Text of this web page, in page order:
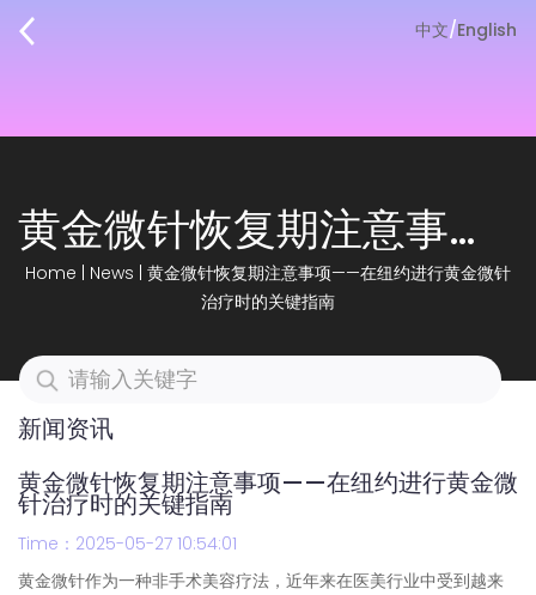
中文/English
黄金微针恢复期注意事项——在纽约进行黄金微针治疗时的关键指南
Home News 黄金微针恢复期注意事项——在纽约进行黄金微针
治疗时的关键指南
新闻资讯
黄金微针恢复期注意事项——在纽约进行黄金微
针治疗时的关键指南
Time：2025-05-27 10:54:01
黄金微针作为一种非手术美容疗法，近年来在医美行业中受到越来